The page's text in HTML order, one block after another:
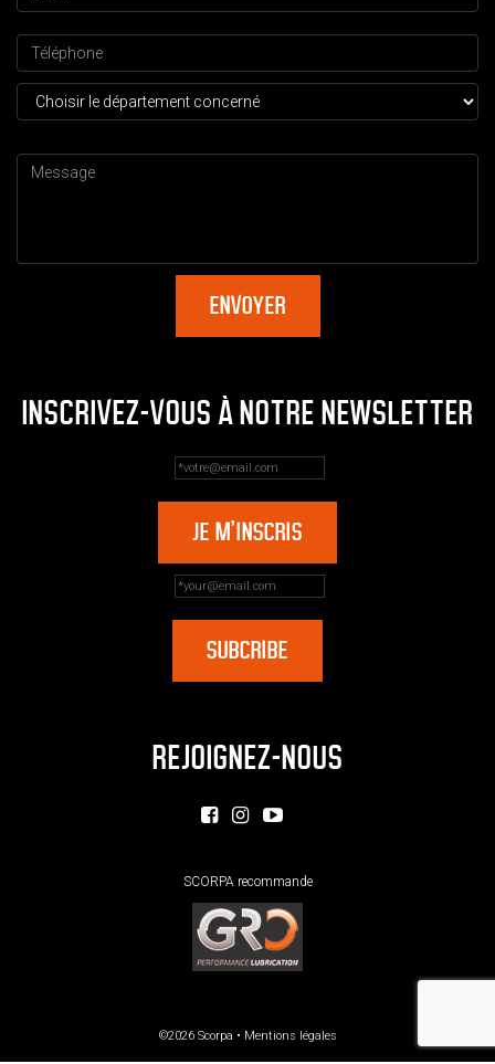
INSCRIVEZ-VOUS À NOTRE NEWSLETTER
REJOIGNEZ-NOUS
SCORPA recommande
©2026 Scorpa • Mentions légales